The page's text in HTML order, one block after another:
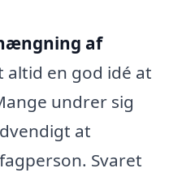
af
altid en god idé at
undrer sig
at
Svaret